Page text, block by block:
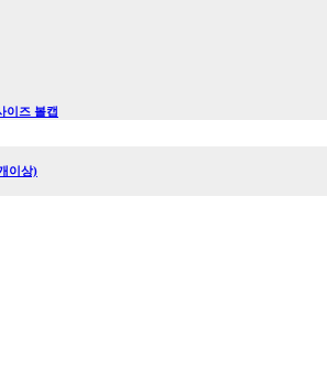
이즈 볼캡
이상)